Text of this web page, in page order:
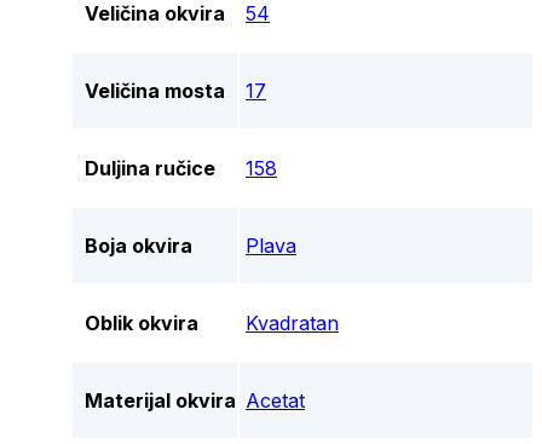
Veličina okvira 54
Veličina mosta 17
Duljina ručice 158
Boja okvira Plava
Oblik okvira Kvadratan
Materijal okvira Acetat